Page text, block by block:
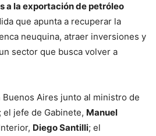
a la exportación de petróleo
que apunta a recuperar la
neuquina, atraer inversiones y
sector que busca volver a
Buenos Aires junto al ministro de
; el jefe de Gabinete, Manuel
Diego Santilli; el